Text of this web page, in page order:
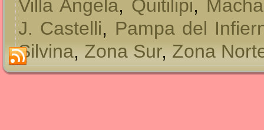
Villa Angela, Quitilipi,
J. Castelli, Pampa del
Silvina,Zona Sur,Zona